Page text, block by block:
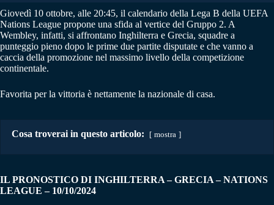
Giovedì 10 ottobre, alle 20:45, il calendario della Lega B della UEFA
Nations League propone una sfida al vertice del Gruppo 2. A
Wembley, infatti, si affrontano Inghilterra e Grecia, squadre a
punteggio pieno dopo le prime due partite disputate e che vanno a
caccia della promozione nel massimo livello della competizione
continentale.
Favorita per la vittoria è nettamente la nazionale di casa.
Cosa troverai in questo articolo: mostra
IL PRONOSTICO DI INGHILTERRA – GRECIA – NATIONS
LEAGUE – 10/10/2024